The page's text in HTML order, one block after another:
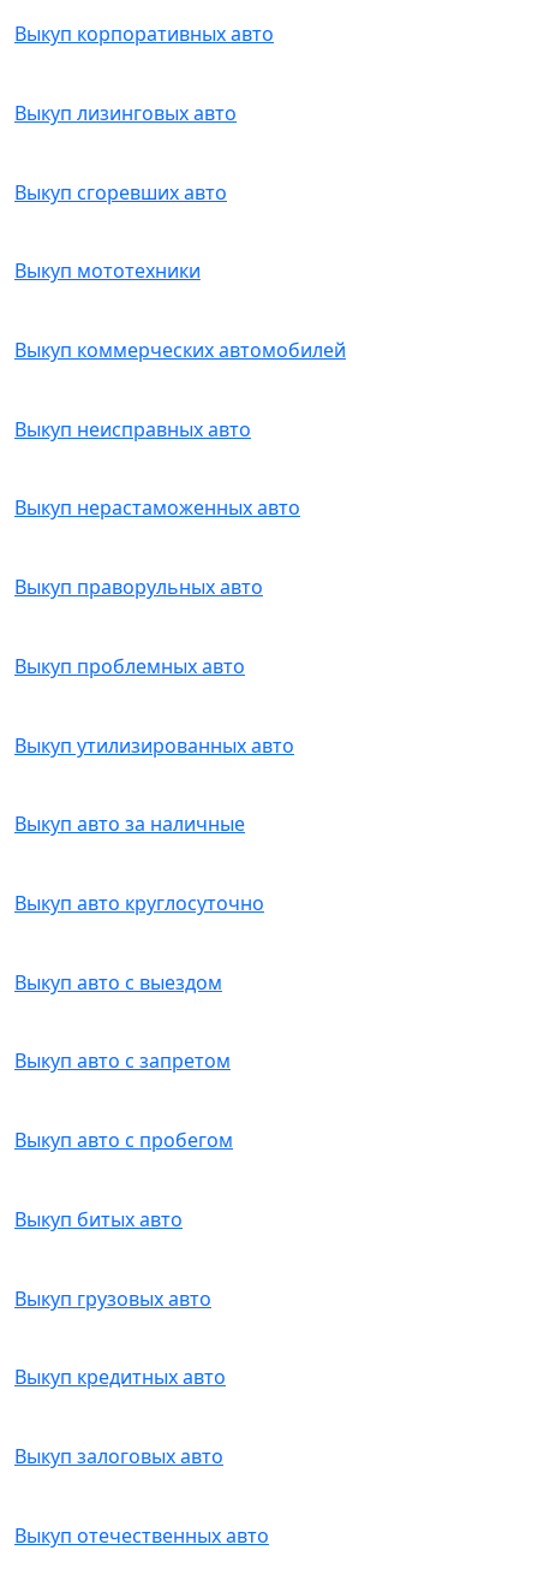
Выкуп корпоративных авто
Выкуп лизинговых авто
Выкуп сгоревших авто
Выкуп мототехники
Выкуп коммерческих автомобилей
Выкуп неисправных авто
Выкуп нерастаможенных авто
Выкуп праворульных авто
Выкуп проблемных авто
Выкуп утилизированных авто
Выкуп авто за наличные
Выкуп авто круглосуточно
Выкуп авто с выездом
Выкуп авто с запретом
Выкуп авто с пробегом
Выкуп битых авто
Выкуп грузовых авто
Выкуп кредитных авто
Выкуп залоговых авто
Выкуп отечественных авто